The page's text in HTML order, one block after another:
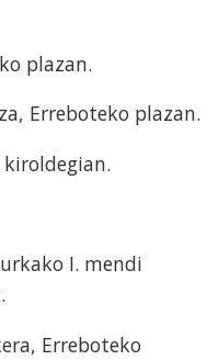
plazan.
Erreboteko plazan.
I. mendi
Erreboteko